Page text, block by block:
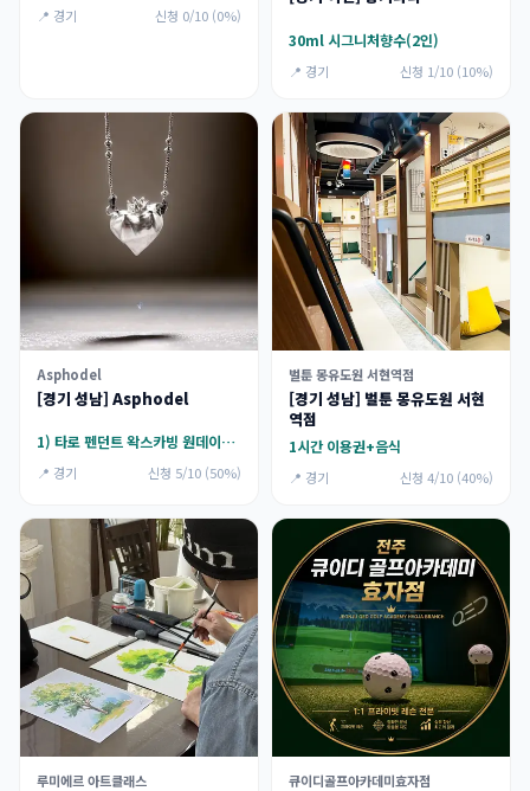
📍 경기 신청 0/10 (0%)
30ml 시그니처향수(2인)
📍 경기 신청 1/10 (10%)
Asphodel
[경기 성남] Asphodel
1) 타로 펜던트 왁스카빙 원데이클래스,2) 커스텀 왁스카빙
📍 경기 신청 5/10 (50%)
벌툰 몽유도원 서현역점
[경기 성남] 벌툰 몽유도원 서현
역점
1시간 이용권+음식
📍 경기 신청 4/10 (40%)
루미에르 아트클래스 큐이디골프아카데미효자점